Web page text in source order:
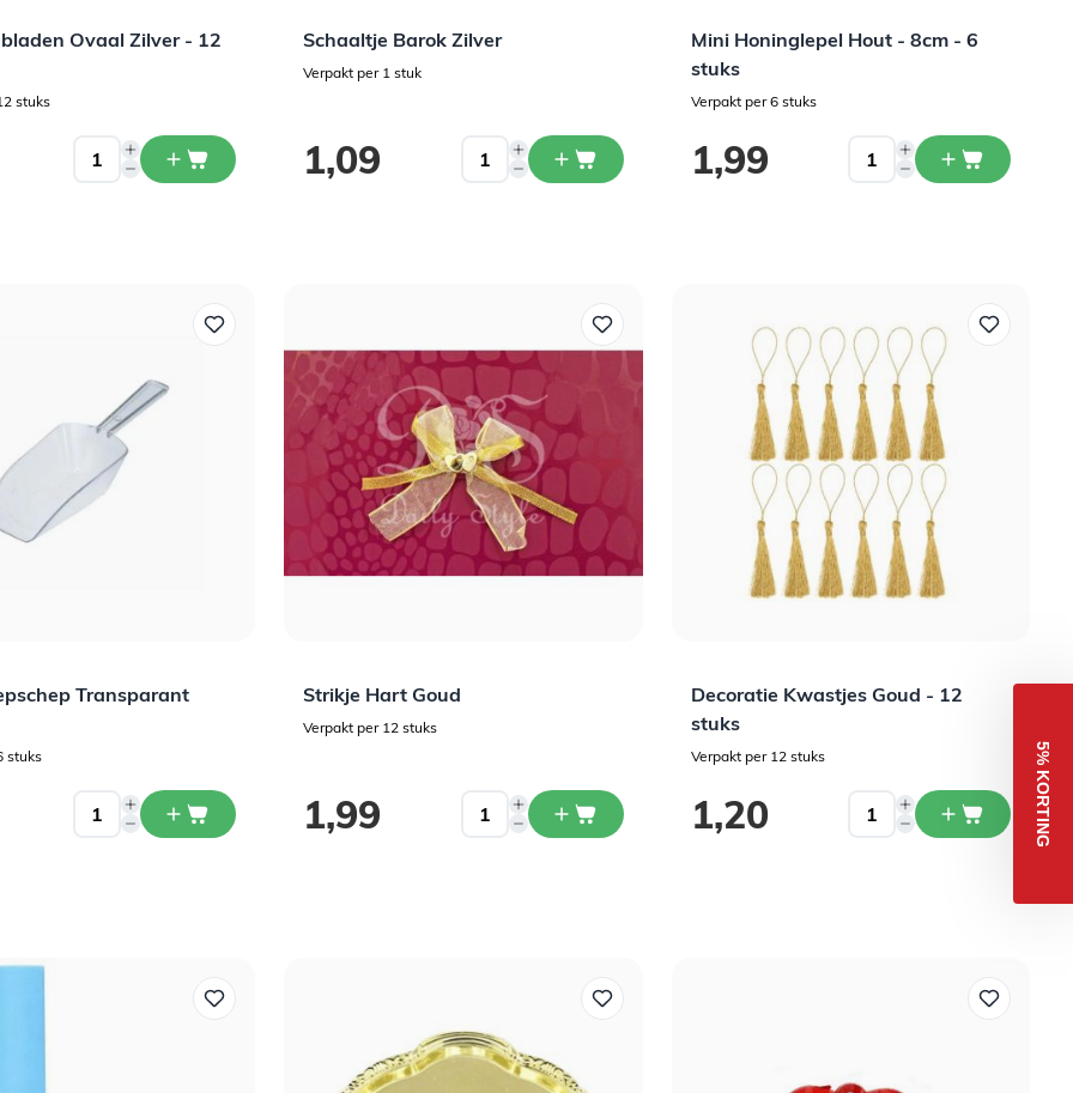
Ovaal Zilver - 12
stuks
Schaaltje Barok Zilver
Verpakt per 1 stuk
1,09
Mini Honinglepel Hout - 8cm - 6
stuks
Verpakt per 6 stuks
1,99
Transparant
stuks
Strikje Hart Goud
Verpakt per 12 stuks
1,99
Decoratie Kwastjes Goud - 12
stuks
Verpakt per 12 stuks
1,20 5% KORTING